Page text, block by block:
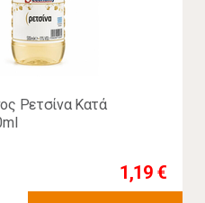
Ρετσίνα Κατά
1,19 €